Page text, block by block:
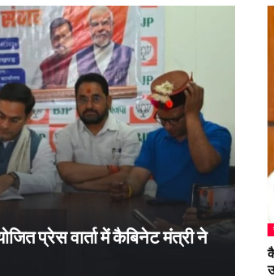
प्रेस वार्ता में कैबिनेट मंत्री ने